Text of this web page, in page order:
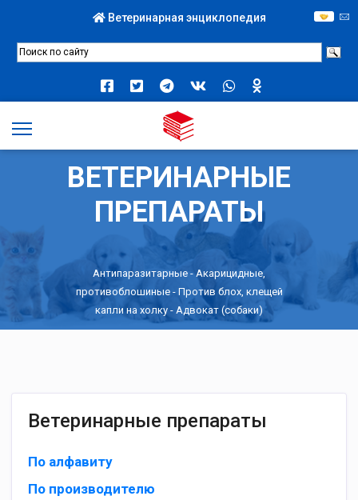
Ветеринарная энциклопедия
ВЕТЕРИНАРНЫЕ
ПРЕПАРАТЫ
Антипаразитарные - Акарицидные,
противоблошиные- Против блох, клещей
капли на холку - Адвокат (собаки)
Ветеринарные препараты
По алфавиту
По производителю